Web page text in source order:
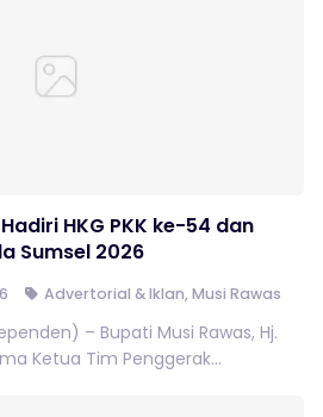
HKG PKK ke-54 dan
Sumsel 2026
Advertorial & Iklan, Musi Rawas
– Bupati Musi Rawas, Hj.
Ketua Tim Penggerak...